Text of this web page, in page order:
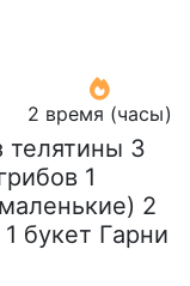
2 время (часы)
телятины 3
1
2
букет Гарни